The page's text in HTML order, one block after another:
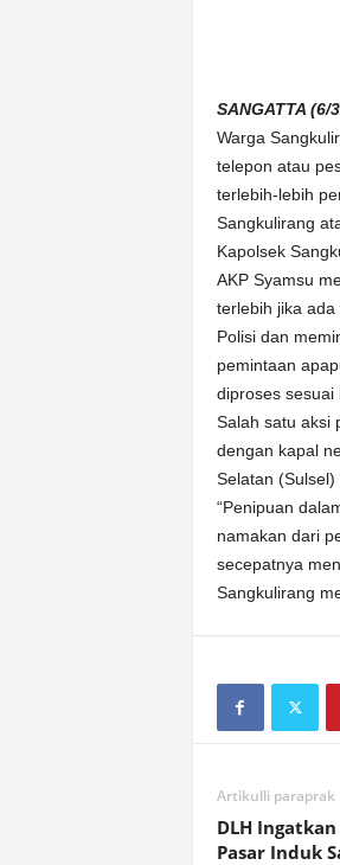
SANGATTA (6/
Warga
telepon atau
terlebih-lebih
Sangkulirang
Kapolsek
AKP Syamsu
terlebih jika
Polisi dan
pemintaan
diproses sesuai
Salah satu aksi
dengan kapal
Selatan (Sulsel)
“Penipuan
namakan dari
secepatnya
Sangkulirang
Artikulli paraprak
DLH
Pasar Induk